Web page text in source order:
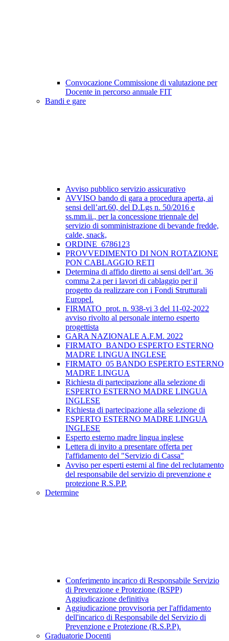
Convocazione Commissione di valutazione per
Docente in percorso annuale FIT
Bandi e gare
Avviso pubblico servizio assicurativo
AVVISO bando di gara a procedura aperta, ai
sensi dell’art.60, del D.Lgs n. 50/2016 e
ss.mm.ii., per la concessione triennale del
servizio di somministrazione di bevande fredde,
calde, snack,
ORDINE_6786123
PROVVEDIMENTO DI NON ROTAZIONE
PON CABLAGGIO RETI
Determina di affido diretto ai sensi dell’art. 36
comma 2.a per i lavori di cablaggio per il
progetto da realizzare con i Fondi Strutturali
EuropeI.
FIRMATO_prot. n. 938-vi 3 del 11-02-2022
avviso rivolto al personale interno esperto
progettista
GARA NAZIONALE A.F.M. 2022
FIRMATO_BANDO ESPERTO ESTERNO
MADRE LINGUA INGLESE
FIRMATO_05 BANDO ESPERTO ESTERNO
MADRE LINGUA
Richiesta di partecipazione alla selezione di
ESPERTO ESTERNO MADRE LINGUA
INGLESE
Richiesta di partecipazione alla selezione di
ESPERTO ESTERNO MADRE LINGUA
INGLESE
Esperto esterno madre lingua inglese
Lettera di invito a presentare offerta per
l'affidamento del "Servizio di Cassa"
Avviso per esperti esterni al fine del reclutamento
del responsabile del servizio di prevenzione e
protezione R.S.P.P.
Determine
Conferimento incarico di Responsabile Servizio
di Prevenzione e Protezione (RSPP)
Aggiudicazione definitiva
Aggiudicazione provvisoria per l'affidamento
dell'incarico di Responsabile del Servizio di
Prevenzione e Protezione (R.S.P.P).
Graduatorie Docenti